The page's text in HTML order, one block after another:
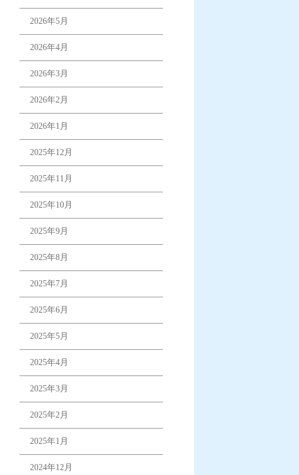
2026年5月
2026年4月
2026年3月
2026年2月
2026年1月
2025年12月
2025年11月
2025年10月
2025年9月
2025年8月
2025年7月
2025年6月
2025年5月
2025年4月
2025年3月
2025年2月
2025年1月
2024年12月